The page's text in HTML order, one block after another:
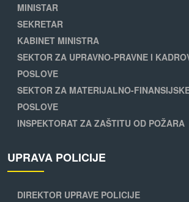
MINISTAR
SEKRETAR
KABINET MINISTRA
SEKTOR ZA UPRAVNO-PRAVNE I
POSLOVE
SEKTOR ZA MATERIJALNO-
POSLOVE
INSPEKTORAT ZA ZAŠTITU OD POŽARA
UPRAVA POLICIJE
DIREKTOR UPRAVE POLICIJE